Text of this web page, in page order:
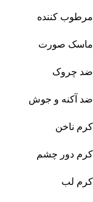
مرطوب کننده
ماسک صورت
ضد چروک
ضد آکنه و جوش
کرم ناخن
کرم دور چشم
کرم لب